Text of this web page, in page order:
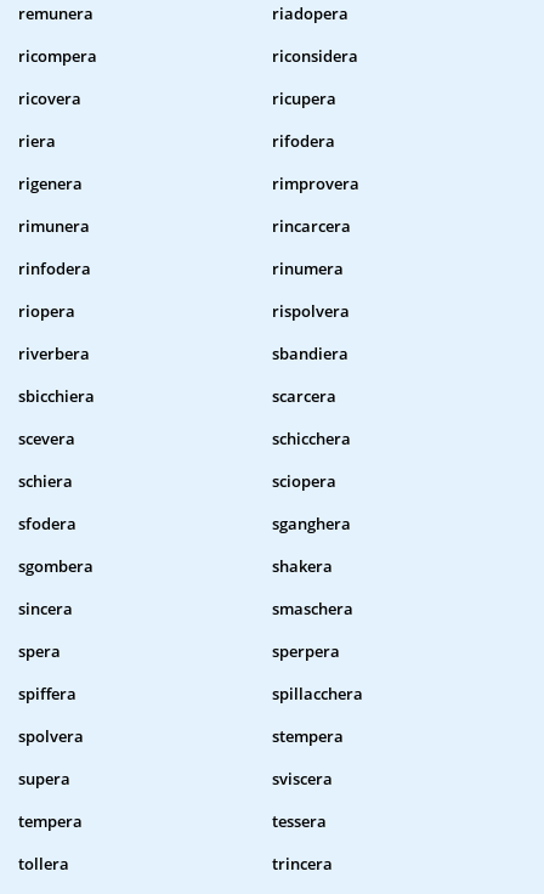
remunera
riadopera
ricompera
riconsidera
ricovera
ricupera
riera
rifodera
rigenera
rimprovera
rimunera
rincarcera
rinfodera
rinumera
riopera
rispolvera
riverbera
sbandiera
sbicchiera
scarcera
scevera
schicchera
schiera
sciopera
sfodera
sganghera
sgombera
shakera
sincera
smaschera
spera
sperpera
spiffera
spillacchera
spolvera
stempera
supera
sviscera
tempera
tessera
tollera
trincera